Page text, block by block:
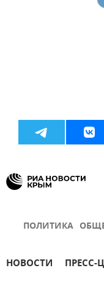
ПОЛИТИКА
НОВОСТИ ПРЕСС-